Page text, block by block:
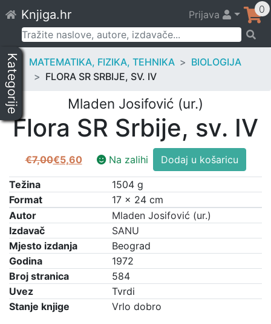
to
content
Knjiga.hr Prijava 0
Pretraži:
Kategorije MATEMATIKA, FIZIKA, TEHNIKA
BIOLOGIJA
FLORA SR SRBIJE, SV. IV
Mladen Josifović (ur.)
Flora SR Srbije, sv. IV
€7,00
Izvorna
cijena
bila
je:
€7,00.
€5,60
Trenutna
cijena
je:
€5,60.
Na zalihi
Flora
SR
sv.
IV
Dodaj u košaricu
Težina
1504 g
Format
17 × 24 cm
Autor
Mladen Josifović (ur.)
Izdavač
SANU
Mjesto izdanja
Beograd
Godina
1972
Broj stranica
584
Uvez
Tvrdi
Stanje knjige
Vrlo dobro